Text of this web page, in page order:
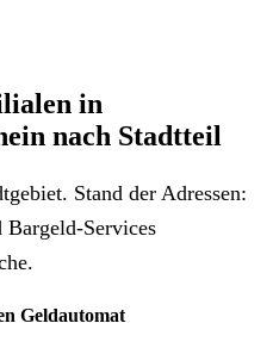
in
nach Stadtteil
Stand der Adressen:
Services
Geldautomat